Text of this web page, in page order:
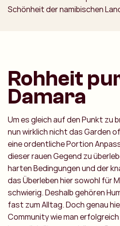
Schönheit der namibischen
Rohheit
Damara
Um es gleich auf den Punkt zu
nun wirklich nicht das Garden
eine ordentliche Portion
dieser rauen Gegend zu
harten Bedingungen und der
das Überleben hier sowohl für
schwierig. Deshalb gehören
fast zum Alltag. Doch genau
Community wie man